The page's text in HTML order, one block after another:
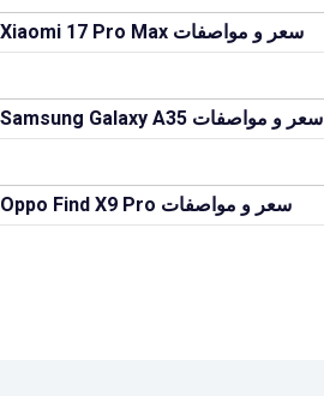
سعر و مواصفات Xiaomi 17 Pro Max
سعر و مواصفات Samsung Galaxy A35
سعر و مواصفات Oppo Find X9 Pro